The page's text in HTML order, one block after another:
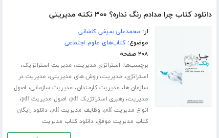
دانلود کتاب چرا مدادم رنگ نداره؟ ۳۰۰ نکته مدیریتی
از: محمدعلی سیفی کاشانی
موضوع:کتاب‌های علوم اجتماعی
۲۰۸ صفحه
برچسب‌ها: استراتژی مدیریت، مدیریت استراتژیک،
استراتژی، مدیریت،روش های مدیریتی، مدیریت در
سازمان ها، مدیریت کارمندان، مدیریت سازمانی، اصول
مدیریت،رهبری استراتژیک pdf ، اصول مدیریت pdf ،
انواع مدیریت pdf ، وظایف مدیریت pdf ،دانلود رایگان
کتاب مدیریت موفق،دانلود کتاب مدیریت